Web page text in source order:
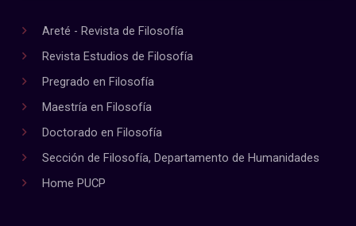
Areté - Revista de Filosofía
Revista Estudios de Filosofía
Pregrado en Filosofía
Maestría en Filosofía
Doctorado en Filosofía
Sección de Filosofía, Departamento de Humanidades
Home PUCP